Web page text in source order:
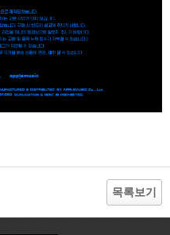
목록보기